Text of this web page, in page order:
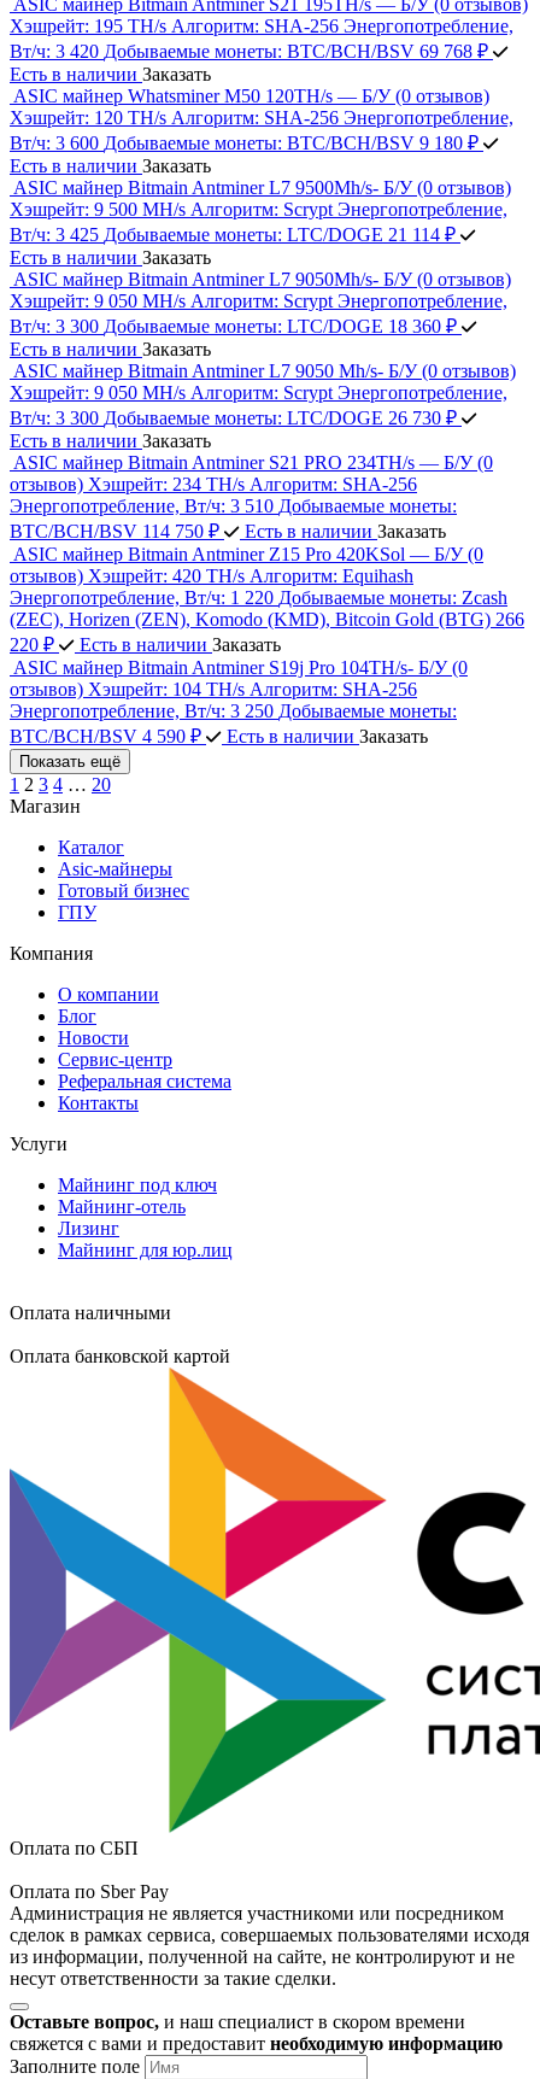
ASIC майнер Bitmain Antminer S21 195TH/s — Б/У (0 отзывов)
Хэшрейт: 195 TH/s Алгоритм: SHA‑256 Энергопотребление,
Вт/ч: 3 420 Добываемые монеты: BTC/BCH/BSV 69 768 ₽
Есть в наличии Заказать
ASIC майнер Whatsminer M50 120TH/s — Б/У (0 отзывов)
Хэшрейт: 120 TH/s Алгоритм: SHA‑256 Энергопотребление,
Вт/ч: 3 600 Добываемые монеты: BTC/BCH/BSV 9 180 ₽
Есть в наличии Заказать
ASIC майнер Bitmain Antminer L7 9500Mh/s- Б/У (0 отзывов)
Хэшрейт: 9 500 MH/s Алгоритм: Scrypt Энергопотребление,
Вт/ч: 3 425 Добываемые монеты: LTC/DOGE 21 114 ₽
Есть в наличии Заказать
ASIC майнер Bitmain Antminer L7 9050Mh/s- Б/У (0 отзывов)
Хэшрейт: 9 050 MH/s Алгоритм: Scrypt Энергопотребление,
Вт/ч: 3 300 Добываемые монеты: LTC/DOGE 18 360 ₽
Есть в наличии Заказать
ASIC майнер Bitmain Antminer L7 9050 Mh/s- Б/У (0 отзывов)
Хэшрейт: 9 050 MH/s Алгоритм: Scrypt Энергопотребление,
Вт/ч: 3 300 Добываемые монеты: LTC/DOGE 26 730 ₽
Есть в наличии Заказать
ASIC майнер Bitmain Antminer S21 PRO 234TH/s — Б/У (0
отзывов) Хэшрейт: 234 TH/s Алгоритм: SHA‑256
Энергопотребление, Вт/ч: 3 510 Добываемые монеты:
BTC/BCH/BSV 114 750 ₽ Есть в наличии Заказать
ASIC майнер Bitmain Antminer Z15 Pro 420KSol — Б/У (0
отзывов) Хэшрейт: 420 TH/s Алгоритм: Equihash
Энергопотребление, Вт/ч: 1 220 Добываемые монеты: Zcash
(ZEC), Horizen (ZEN), Komodo (KMD), Bitcoin Gold (BTG) 266
220 ₽
Есть в наличии Заказать
ASIC майнер Bitmain Antminer S19j Pro 104TH/s- Б/У (0
отзывов) Хэшрейт: 104 TH/s Алгоритм: SHA‑256
Энергопотребление, Вт/ч: 3 250 Добываемые монеты:
BTC/BCH/BSV 4 590 ₽ Есть в наличии Заказать
Показать ещё
1 2 3 4 … 20
Магазин
Каталог
Asic-майнеры
Готовый бизнес
ГПУ
Компания
О компании
Блог
Новости
Сервис-центр
Реферальная система
Контакты
Услуги
Майнинг под ключ
Майнинг-отель
Лизинг
Майнинг для юр.лиц
Оплата наличными
Оплата банковской картой
Оплата по СБП
Оплата по Sber Pay
Администрация не является участникоми или посредником
сделок в рамках сервиса, совершаемых пользователями исходя
из информации, полученной на сайте, не контролируют и не
несут ответственности за такие сделки.
Оставьте вопрос, и наш специалист в скором времени
свяжется с вами и предоставит необходимую информацию
Заполните поле